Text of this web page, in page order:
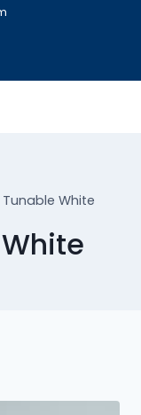
Tunable White